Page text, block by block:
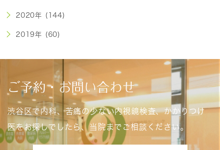
2020年 (144)
2019年 (60)
ご予約・お問い合わせ
渋谷区で内科、苦痛の少ない内視鏡検査、かかりつけ
医をお探しでしたら、当院までご相談ください。